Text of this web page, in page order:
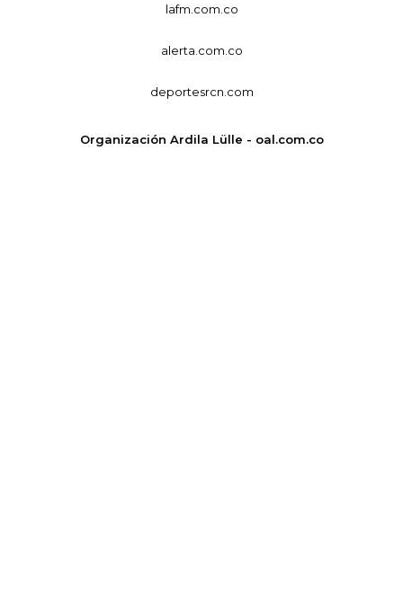
lafm.com.co
alerta.com.co
deportesrcn.com
Organización Ardila Lülle - oal.com.co